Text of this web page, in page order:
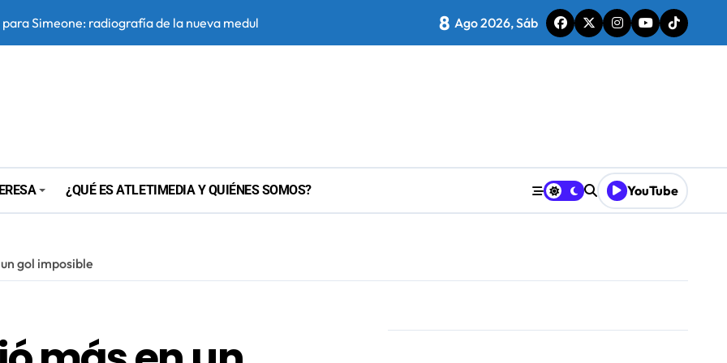
Simeone: radiografía de la nueva medular del Atlético
final con el Tottenham para cerrar al “Cuti” Romero
once en Corea
de Madrid?
saber construir un mejor Atleti
8 Ago 2026, Sáb
¿QUÉ ES ATLETIMEDIA Y QUIÉNES SOMOS? YouTube
gol imposible